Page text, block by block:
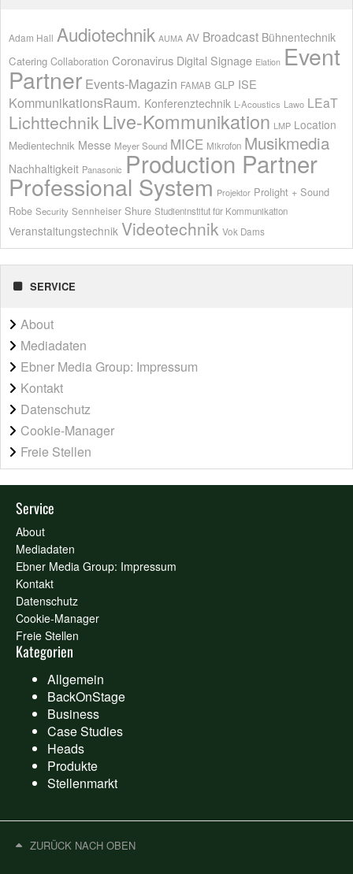
Adam Hall Audiotechnik AUMA AV Broadcast Bühnentechnik
Catering Collaboration Coronavirus Digital Signage Elation Event
Partner Events-Magazin FAMAB GLP ISE
KommunikationsRaum. Konferenztechnik L-Acoustics Lawo LEaT
Lichttechnik Live-Kommunikation LMP Location
Medientechnik Messe Meyer Sound MICE Mikrofon Musikmedia
Nachhaltigkeit Panasonic Production Partner
Professional System Projektor Prolight + Sound
Robe Security Sennheiser Shure Studieninstitut für Kommunikation
Veranstaltungstechnik Videotechnik Vok Dams
SERVICE
About
Mediadaten
Ebner Media Group: Impressum
Kontakt
Datenschutz
Cookie-Manager
Freie Stellen
Service
About
Mediadaten
Ebner Media Group: Impressum
Kontakt
Datenschutz
Cookie-Manager
Freie Stellen
Kategorien
Allgemein
BackOnStage
Business
Case Studies
Heads
Produkte
Stellenmarkt
ZURÜCK NACH OBEN